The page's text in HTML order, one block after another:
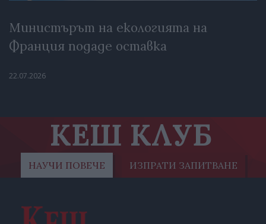
Министърът на екологията на
Франция подаде оставка
22.07.2026
КЕШ КЛУБ
НАУЧИ ПОВЕЧЕ ИЗПРАТИ ЗАПИТВАНЕ